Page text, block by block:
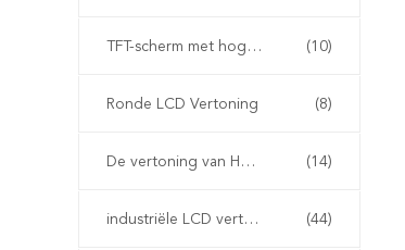
TFT-scherm met hoge helderheid (10)
Ronde LCD Vertoning (8)
De vertoning van HD tft (14)
industriële LCD vertoning (44)